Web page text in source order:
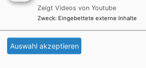
Wenn Sie Ihr Kind bei uns taufen
Gesprächstermin mit der Pfarrerin,
Zeigt Videos von Youtube
Zweck: Eingebettete externe Inhalte
Auswahl akzeptieren